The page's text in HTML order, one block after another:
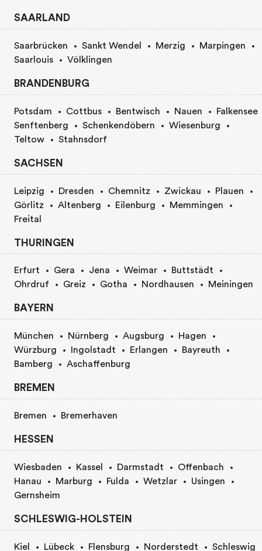
SAARLAND
Saarbrücken Sankt Wendel Merzig
Marpingen
Saarlouis
Völklingen
BRANDENBURG
Potsdam Cottbus Bentwisch Nauen
Falkensee
Senftenberg
Schenkendöbern
Wiesenburg
Teltow
Stahnsdorf
SACHSEN
Leipzig Dresden Chemnitz Zwickau
Plauen
Görlitz
Altenberg Eilenburg
Memmingen
Freital
THURINGEN
Erfurt Gera Jena Weimar
Buttstädt
Ohrdruf
Greiz Gotha Nordhausen Meiningen
BAYERN
München Nürnberg Augsburg
Hagen
Würzburg
Ingolstadt Erlangen
Bayreuth
Bamberg
Aschaffenburg
BREMEN
Bremen Bremerhaven
HESSEN
Wiesbaden Kassel Darmstadt
Offenbach
Hanau
Marburg Fulda Wetzlar
Usingen
Gernsheim
SCHLESWIG-HOLSTEIN
Kiel Lübeck Flensburg Norderstedt Schleswig